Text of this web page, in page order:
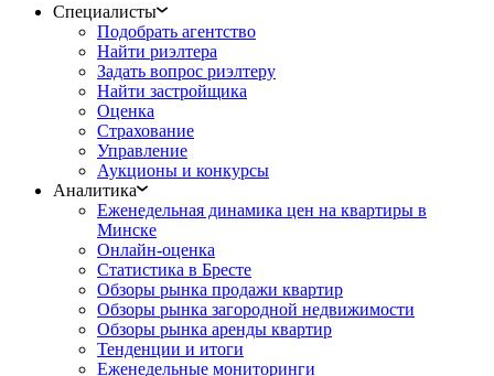
Специалисты
Подобрать агентство
Найти риэлтера
Задать вопрос риэлтеру
Найти застройщика
Оценка
Страхование
Управление
Аукционы и конкурсы
Аналитика
Еженедельная динамика цен на квартиры в
Минске
Онлайн-оценка
Статистика в Бресте
Обзоры рынка продажи квартир
Обзоры рынка загородной недвижимости
Обзоры рынка аренды квартир
Тенденции и итоги
Еженедельные мониторинги